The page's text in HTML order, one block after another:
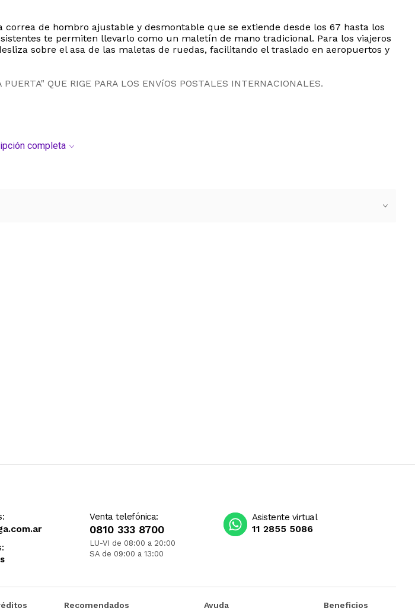
de hombro ajustable y desmontable que se extiende desde los 67 hasta los
te permiten llevarlo como un maletín de mano tradicional. Para los viajeros
sobre el asa de las maletas de ruedas, facilitando el traslado en aeropuertos y
QUE RIGE PARA LOS ENVíOS POSTALES INTERNACIONALES.
completa
Venta telefónica:
0810 333 8700
LU-VI de 08:00 a 20:00
SA de 09:00 a 13:00
Asistente virtual
11 2855 5086
Recomendados Ayuda Beneficios